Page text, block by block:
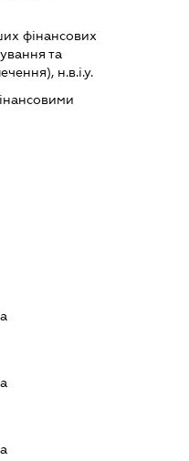
фінансових
та
н.в.і.у.